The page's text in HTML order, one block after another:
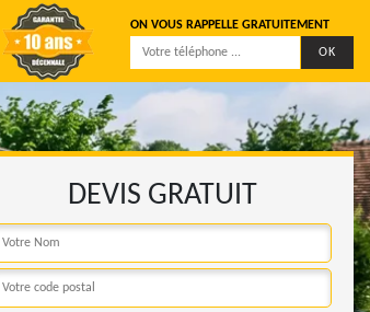
ON VOUS RAPPELLE GRATUITEMENT
DEVIS GRATUIT